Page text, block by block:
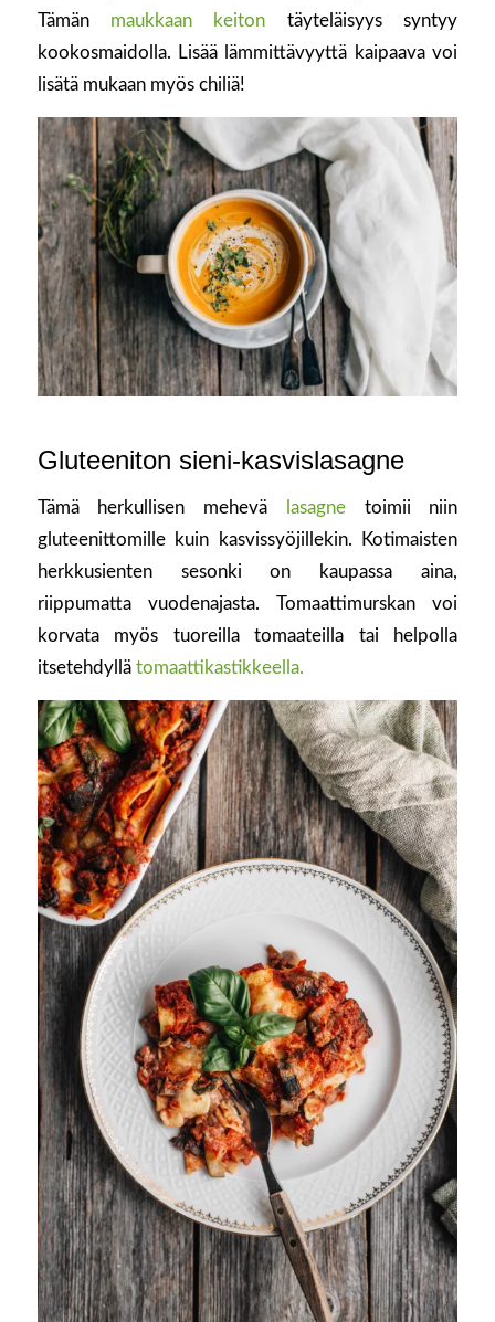
Tämän maukkaan keiton täyteläisyys syntyy
kookosmaidolla. Lisää lämmittävyyttä kaipaava voi
lisätä mukaan myös chiliä!
Gluteeniton sieni-kasvislasagne
Tämä herkullisen mehevä lasagnetoimii niin
gluteenittomille kuin kasvissyöjillekin. Kotimaisten
herkkusienten sesonki on kaupassa aina,
riippumatta vuodenajasta. Tomaattimurskan voi
korvata myös tuoreilla tomaateilla tai helpolla
itsetehdyllä tomaattikastikkeella.